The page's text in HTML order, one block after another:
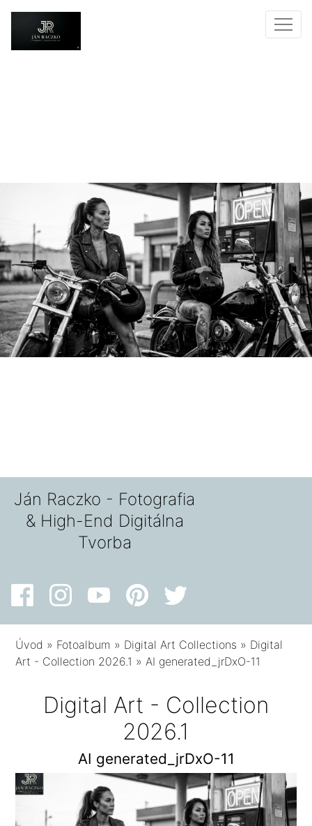
Ján Raczko - Fotografia
& High-End Digitálna
Tvorba
Úvod » Fotoalbum » Digital Art Collections » Digital
Art - Collection 2026.1 »AI generated_jrDxO-11
Digital Art - Collection
2026.1
AI generated_jrDxO-11